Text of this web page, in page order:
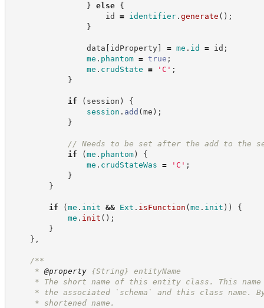
} else
{
id = identifier. generate ( ) ;
}
data [ idProperty] = me . id = id ;
me . phantom = true ;
me . crudState = ' C ' ;
}
if ( session )
{
session . add (me ) ;
}
// Needs to be set after the add to the
if
(me . phantom)
{
me . crudStateWas = ' C ' ;
}
}
if (me . init && Ext . isFunction (me . init ) )
{
me . init ( ) ;
}
} ,
/**
* @property {String}
entityName
* The short name of this entity class. This name
* the associated `schema` and this class name.
* shortened name.